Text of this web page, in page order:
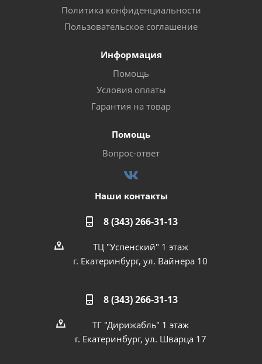
Политика конфиденциальности
Пользовательское соглашение
Информация
Помощь
Условия оплаты
Гарантия на товар
Помощь
Вопрос-ответ
Наши контакты
8 (343) 266-31-13
ТЦ "Успенский" 1 этаж
г. Екатеринбург, ул. Вайнера 10
8 (343) 266-31-13
ТГ "Дирижабль" 1 этаж
г. Екатеринбург, ул. Шварца 17